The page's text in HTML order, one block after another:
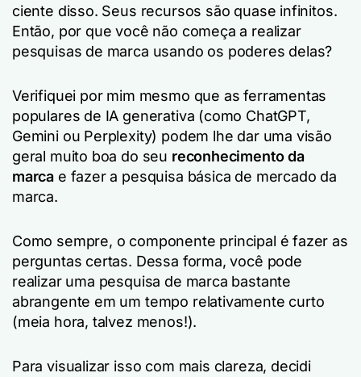
ciente disso. Seus recursos são quase infinitos.
Então, por que você não começa a realizar
pesquisas de marca usando os poderes delas?
Verifiquei por mim mesmo que as ferramentas
populares de IA generativa (como ChatGPT,
Gemini ou Perplexity) podem lhe dar uma visão
geral muito boa do seu reconhecimento da
marca e fazer a pesquisa básica de mercado da
marca.
Como sempre, o componente principal é fazer as
perguntas certas. Dessa forma, você pode
realizar uma pesquisa de marca bastante
abrangente em um tempo relativamente curto
(meia hora, talvez menos!).
Para visualizar isso com mais clareza, decidi